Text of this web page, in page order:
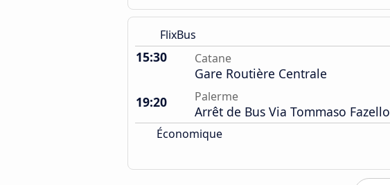
FlixBus
15:30 Catane
Gare Routière Centrale
19:20
Palerme
Arrêt de Bus Via Tommaso Fazello
Économique